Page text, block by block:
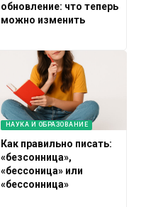
обновление: что теперь
можно изменить
НАУКА И ОБРАЗОВАНИЕ
Как правильно писать:
«безсонница»,
«бессоница» или
«бессонница»